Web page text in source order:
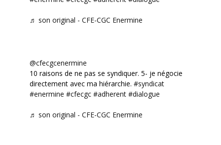
♬ son original - CFE-CGC Enermine
@cfecgcenermine
10 raisons de ne pas se syndiquer. 5- je négocie
directement avec ma hiérarchie. #syndicat
#enermine #cfecgc #adherent #dialogue
♬ son original - CFE-CGC Enermine